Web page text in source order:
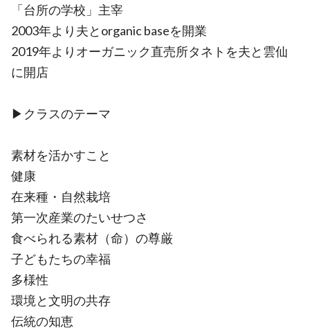
「台所の学校」主宰
2003年より夫とorganic baseを開業
2019年よりオーガニック直売所タネトを夫と雲仙
に開店
▶︎クラスのテーマ
素材を活かすこと
健康
在来種・自然栽培
第一次産業のたいせつさ
食べられる素材（命）の尊厳
子どもたちの幸福
多様性
環境と文明の共存
伝統の知恵